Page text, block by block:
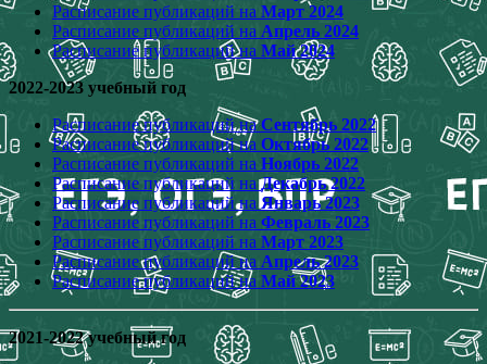
Расписание публикаций на Март 2024
Расписание публикаций на Апрель 2024
Расписание публикаций на Май 2024
2022-2023 учебный год
Расписание публикаций наСентябрь 2022
Расписание публикаций на Октябрь 2022
Расписание публикаций на Ноябрь 2022
Расписание публикаций наДекабрь 2022
Расписание публикаций наЯнварь 2023
Расписание публикаций на Февраль 2023
Расписание публикаций на Март 2023
Расписание публикаций на Апрель 2023
Расписание публикаций на Май 2023
2021-2022 учебный год